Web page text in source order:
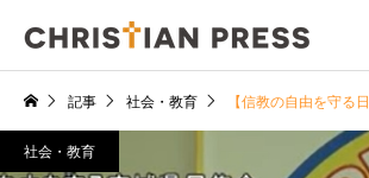
記事 社会・教育 【信教の自由を守
社会・教育